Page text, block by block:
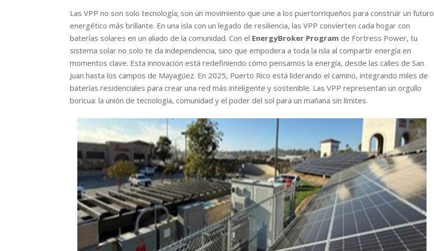
Las VPP no son solo tecnología; son un movimiento que une a los puertorriqueños para construir un futuro
energético más brillante. En una isla con un legado de resiliencia, las VPP convierten cada hogar con
baterías solares en un aliado de la comunidad. Con el EnergyBroker Programde Fortress Power, tu
sistema solar no solo te da independencia, sino que empodera a toda la isla al compartir energía en
momentos clave. Esta innovación está redefiniendo cómo pensamos la energía, desde las calles de San
Juan hasta los campos de Mayagüez. En 2025, Puerto Rico está liderando el camino, integrando miles de
baterías residenciales para crear una red más inteligente y sostenible. Las VPP representan un orgullo
boricua: la unión de tecnología, comunidad y el poder del sol para un mañana sin límites.